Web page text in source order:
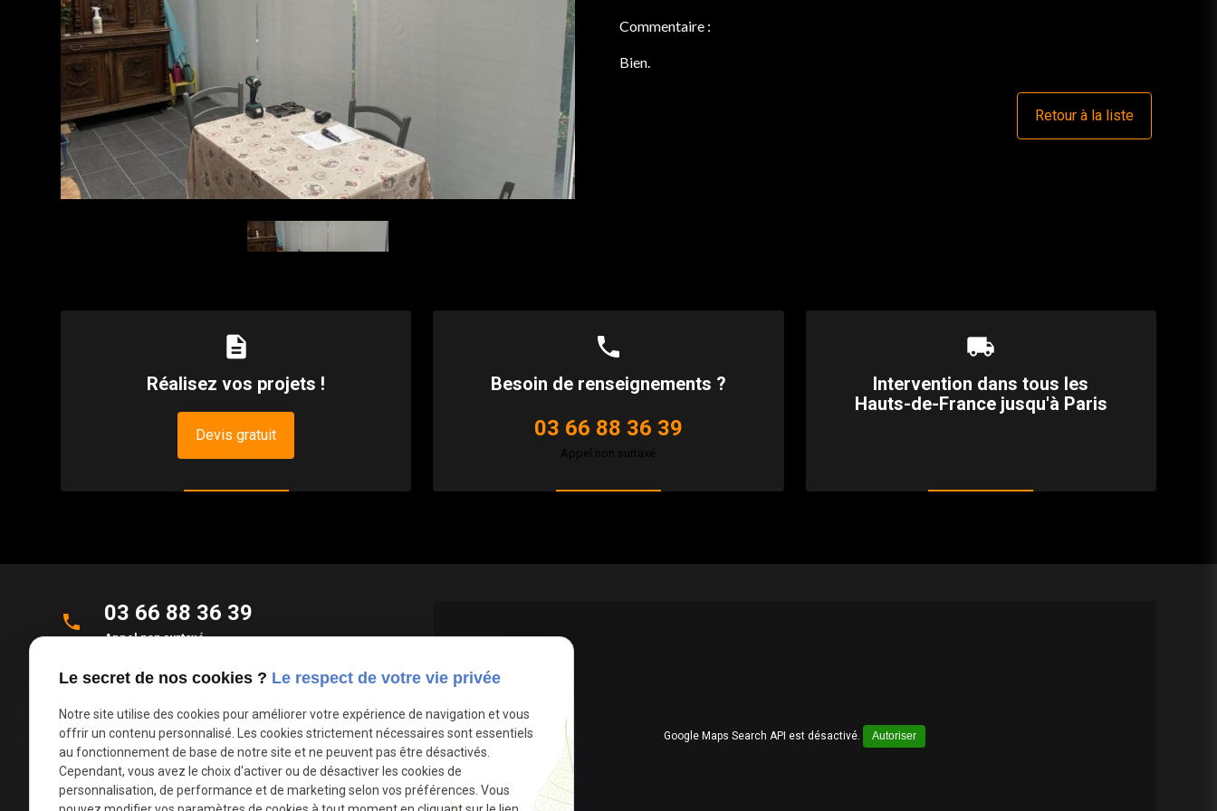
Commentaire :
Bien.
Retour à la liste
description
Réalisez vos projets !
Devis gratuit
phone
Besoin de renseignements ?
03 66 88 36 39
Appel non surtaxé
local_shipping
Intervention dans tous les
Hauts-de-France jusqu'à Paris
phone 03 66 88 36 39
Appel non surtaxé
place
Allée des Roseaux
59270 Bailleul
mail contact@deco-stores.com
Google Maps Search API est désactivé. Autoriser
Le secret de nos cookies ? Le respect de votre vie privée
Notre site utilise des cookies pour améliorer votre expérience de navigation et vous
offrir un contenu personnalisé. Les cookies strictement nécessaires sont essentiels
au fonctionnement de base de notre site et ne peuvent pas être désactivés.
Cependant, vous avez le choix d'activer ou de désactiver les cookies de
personnalisation, de performance et de marketing selon vos préférences. Vous